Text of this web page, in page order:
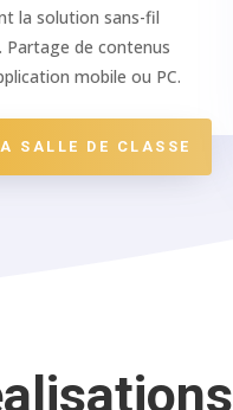
la solution sans-fil
Partage de contenus
mobile ou PC.
SALLE DE CLASSE